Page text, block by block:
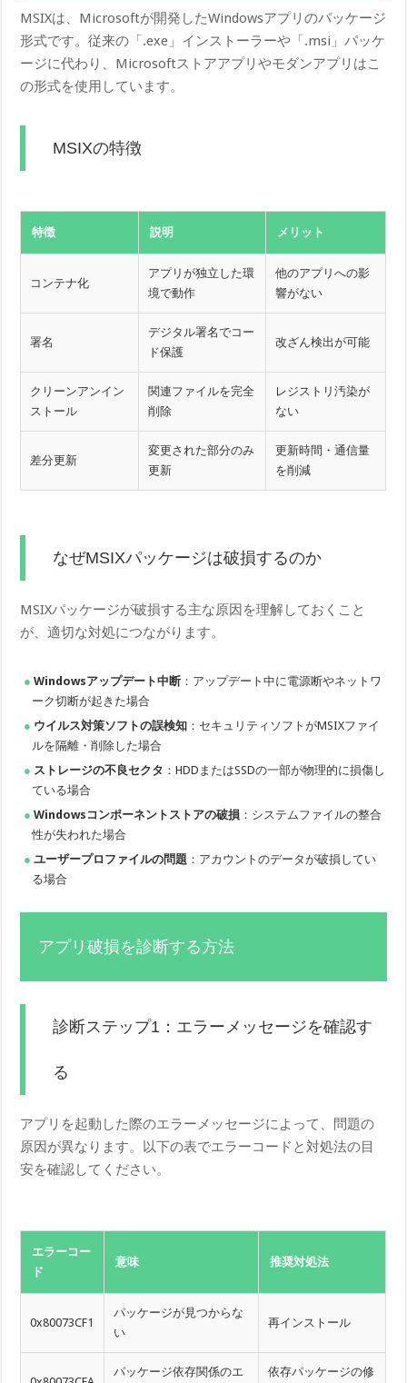
MSIXは、Microsoftが開発したWindowsアプリのパッケージ
形式です。従来の「.exe」インストーラーや「.msi」パッケ
ージに代わり、Microsoftストアアプリやモダンアプリはこ
の形式を使用しています。
MSIXの特徴
特徴 説明 メリット
コンテナ化
アプリが独立した環
境で動作
他のアプリへの影
響がない
署名
デジタル署名でコー
ド保護
改ざん検出が可能
クリーンアンイン
ストール
関連ファイルを完全
削除
レジストリ汚染が
ない
差分更新
変更された部分のみ
更新
更新時間・通信量
を削減
なぜMSIXパッケージは破損するのか
MSIXパッケージが破損する主な原因を理解しておくこと
が、適切な対処につながります。
Windowsアップデート中断 ：アップデート中に電源断やネットワ
ーク切断が起きた場合
ウイルス対策ソフトの誤検知 ：セキュリティソフトがMSIXファイ
ルを隔離・削除した場合
ストレージの不良セクタ ：HDDまたはSSDの一部が物理的に損傷し
ている場合
Windowsコンポーネントストアの破損 ：システムファイルの整合
性が失われた場合
ユーザープロファイルの問題 ：アカウントのデータが破損してい
る場合
アプリ破損を診断する方法
診断ステップ1：エラーメッセージを確認す
る
アプリを起動した際のエラーメッセージによって、問題の
原因が異なります。以下の表でエラーコードと対処法の目
安を確認してください。
エラーコー
ド
意味 推奨対処法
0x80073CF1
パッケージが見つからな
い
再インストール
パッケージ依存関係のエ 依存パッケージの修